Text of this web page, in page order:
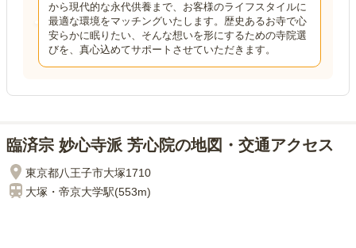
から現代的な永代供養まで、お客様のライフスタイルに
最適な環境をマッチングいたします。歴史あるお寺で心
安らかに眠りたい、そんな想いを形にするための寺院選
びを、真心込めてサポートさせていただきます。
臨済宗 妙心寺派 芳心院の地図・交通アクセス
東京都八王子市大塚1710
大塚・帝京大学駅(553m)